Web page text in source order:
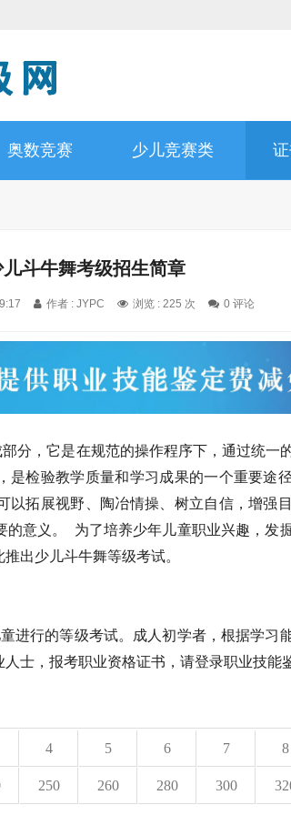
奥数竞赛 少儿竞赛类
儿斗牛舞考级招生简章
作者 : JYPC 浏览 : 225 次 0 评论
分，它是在规范的操作程序下，通过统一
是检验教学质量和学习成果的一个重要途
以拓展视野、陶冶情操、树立自信，增强
意义。 为了培养少年儿童职业兴趣，发
出少儿斗牛舞等级考试。
进行的等级考试。成人初学者，根据学习
士，报考职业资格证书，请登录职业技能鉴
4 5 6 7 8
250 260 280 300